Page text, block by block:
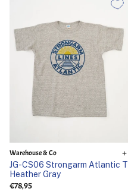
Warehouse & Co
JG-CS06 Strongarm Atlantic T
Heather Gray
€78,95